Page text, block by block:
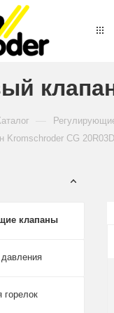
Kromschroder CG
клапаны
горелок